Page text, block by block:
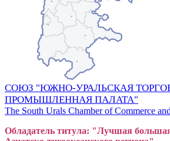
СОЮЗ "ЮЖНО-УРАЛЬСКАЯ
ПРОМЫШЛЕННАЯ ПАЛАТА"
The South Urals Chamber of Commerce
Обладатель титула: "Лучшая